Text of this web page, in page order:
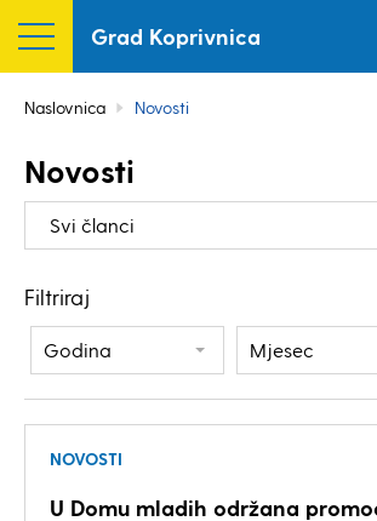
Grad Koprivnica
Naslovnica Novosti
Novosti
Svi članci
Filtriraj
Godina Mjesec
NOVOSTI
U Domu mladih održana